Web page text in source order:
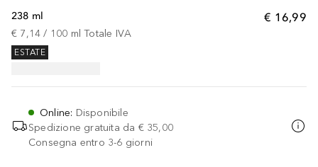
€ 16,99
238 ml
€ 7,14 / 100 ml Totale IVA
ESTATE
Online: Disponibile
Spedizione gratuita da € 35,00
Consegna entro 3-6 giorni